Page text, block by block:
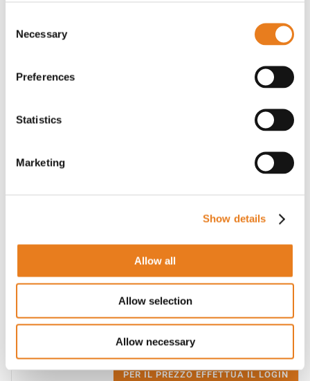
Selection
Necessary
Preferences
Statistics
Marketing
Show details
Allow all
Allow selection
Allow necessary
Antenna omnidirezionale magnetica LTE SMA-
PER IL PREZZO EFFETTUA IL LOGIN
Antenna omnidirezionale a soffitto 5G MiMo
WLAN
2219203/0.5SMA | Sirio Antenne
PER IL PREZZO EFFETTUA IL LOGIN